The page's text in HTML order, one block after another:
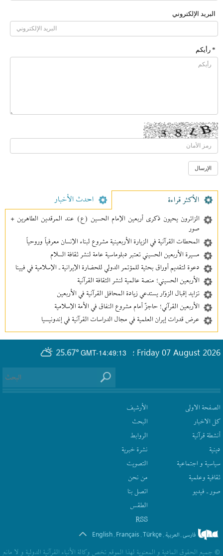
البرید الإلکتروني
* رأیکم
الأکثر قراءة احدث الأخبار
الزائرون يحيون ذكرى أربعين الإمام الحسين (ع) عند المرقدين الطاهرين +
صور
المحطات القرآنية في الزيارة الأربعينية مشروع لبناء الإنسان معرفیاً وروحياً
مسيرة الأربعين الحسيني تعتبر دبلوماسية عامة لنشر ثقافة السلام
دعوة لتقديم أوراق بحثية للمؤتمر الدولي للحضارة الإيرانية ـ الإسلامية في فيينا
الأربعين الحسيني؛ منصة عالمية لنشر الثقافة القرآنية
تزايد إقبال الزوّار يستدعي زيادة المحافل القرآنية في الأربعين
الأربعين القرآني؛ حاجزٌ أمام مشروع النفاق في الأمة الإسلامية
عرض قدرات إيران العلمية في مجال الدراسات القرآنية في إندونيسيا
GMT-14:49:13
25.67° Friday 07 August 2026 ؛
الصفحة الاولى
كل الاخبار
أنشطة قرآنیة
دينية
سیاسیة و اجتماعیة
ثقافیة وعلمیة
صور ـ فيديو
الأرشیف
البحث
الروابط
نشرة‌ خبریة
التصويت
من نحن
اتصل بنا
الطقس
RSS
فارسی. العربیة .
Türkçe
.
Français
.
English
© جمیع الحقوق المادیة و المعنویة لهذا الموقع تخص وکالة الأنباء القرآنیة الدولیة و لا مانع